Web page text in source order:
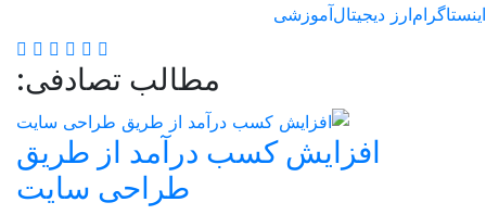
ارز دیجیتالآموزشی
مطالب تصادفی:
افزایش کسب درآمد از طریق
طراحی سایت